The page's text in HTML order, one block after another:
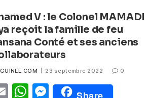
V : le Colonel MAMADI
reçoit la famille de feu
Conté et ses anciens
23 septembre 2022 0
E
W M